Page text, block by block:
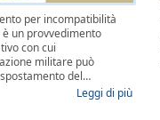
per incompatibilità
un provvedimento
con cui
militare può
del…
Leggi di più